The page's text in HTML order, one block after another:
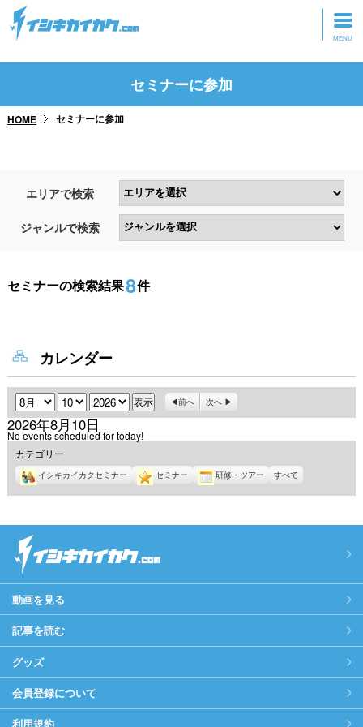
トップページ
研修・ツアーに参加
セミナーに参加
HOME セミナーに参加
エリアで検索
ジャンルで検索
セミナーの検索結果8件
カレンダー
月 日 年 前へ 次へ
2026年8月10日
No events scheduled for today!
カテゴリー
イシキカイカクセミナー セミナー 研修・ツアー すべて
動画を見る
記事を読む
グッズ
会員登録について